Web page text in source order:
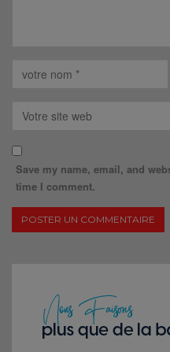
Save my name, email, and
time I comment.